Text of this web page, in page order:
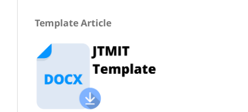
Template Article